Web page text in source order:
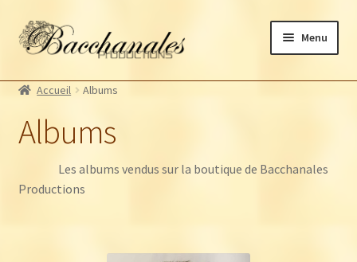
Aller
à
navigation
Aller
au
Menu
enfant
Autres productions
menu
Billetterie
Accueil Albums
Albums
Les albums vendus sur la boutique de Bacchanales
Productions